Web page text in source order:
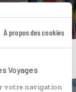
À propos des cookies
Voyages
votre navigation